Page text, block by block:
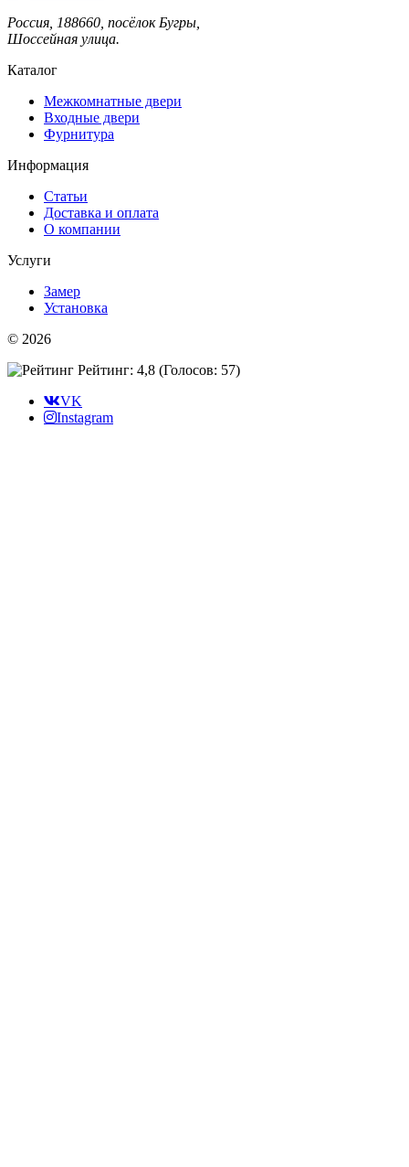
Россия, 188660, посёлок Бугры,
Шоссейная улица.
Каталог
Межкомнатные двери
Входные двери
Фурнитура
Информация
Статьи
Доставка и оплата
О компании
Услуги
Замер
Установка
© 2026
Рейтинг: 4,8 (Голосов: 57)
VK
Instagram